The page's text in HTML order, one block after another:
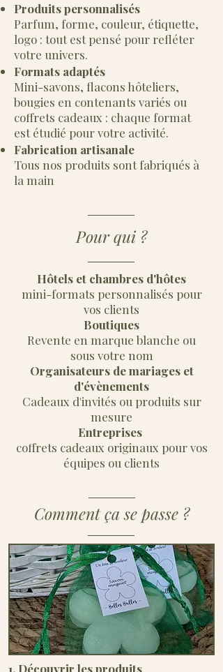
Produits personnalisés
Parfum, forme, couleur, étiquette,
logo : tout est pensé pour refléter
votre univers.
Formats adaptés
Mini-savons, flacons hôteliers,
bougies en contenants variés ou
coffrets cadeaux : chaque format
est étudié pour votre activité.
Fabrication artisanale
Tous nos produits sont fabriqués à
la main
Pour qui ?
Hôtels et chambres d'hôtes
mini-formats personnalisés pour
vos clients
Boutiques
Revente en marque blanche ou
sous votre nom
Organisateurs de mariages et
d'évènements
Cadeaux d'invités ou produits sur
mesure
Entreprises
coffrets cadeaux originaux pour vos
équipes ou clients
Comment ça se passe ?
1. Découvrir les produits